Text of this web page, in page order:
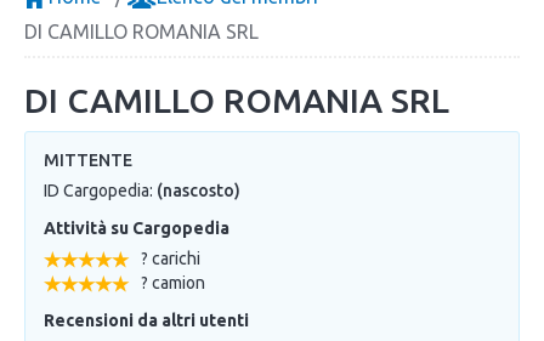
DI CAMILLO ROMANIA SRL
DI CAMILLO ROMANIA SRL
MITTENTE
ID Cargopedia: (nascosto)
Attività su Cargopedia
? carichi
? camion
Recensioni da altri utenti